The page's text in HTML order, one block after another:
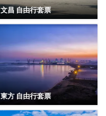
文昌 自由行套票
東方 自由行套票